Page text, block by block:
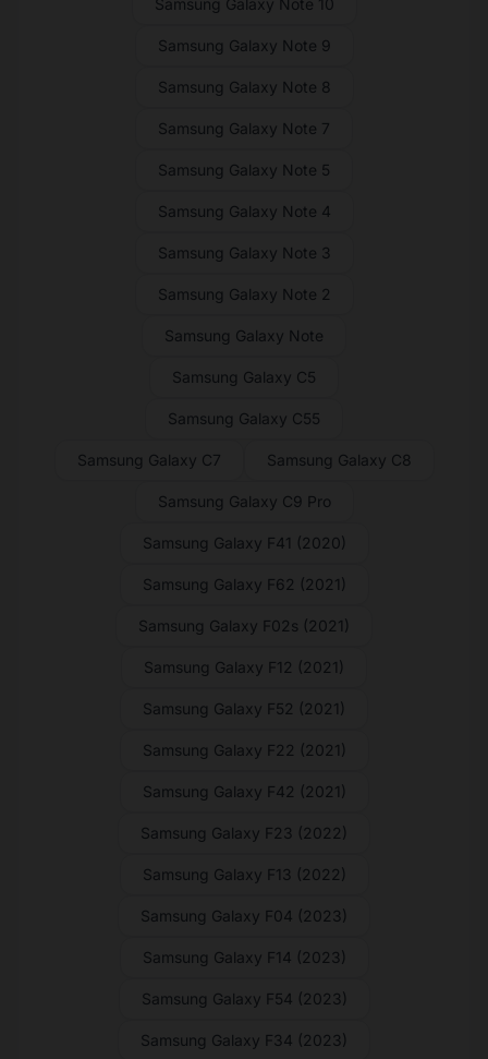
Samsung Galaxy Note 10
Samsung Galaxy Note 9
Samsung Galaxy Note 8
Samsung Galaxy Note 7
Samsung Galaxy Note 5
Samsung Galaxy Note 4
Samsung Galaxy Note 3
Samsung Galaxy Note 2
Samsung Galaxy Note
Samsung Galaxy C5
Samsung Galaxy C55
Samsung Galaxy C7 Samsung Galaxy C8
Samsung Galaxy C9 Pro
Samsung Galaxy F41 (2020)
Samsung Galaxy F62 (2021)
Samsung Galaxy F02s (2021)
Samsung Galaxy F12 (2021)
Samsung Galaxy F52 (2021)
Samsung Galaxy F22 (2021)
Samsung Galaxy F42 (2021)
Samsung Galaxy F23 (2022)
Samsung Galaxy F13 (2022)
Samsung Galaxy F04 (2023)
Samsung Galaxy F14 (2023)
Samsung Galaxy F54 (2023)
Samsung Galaxy F34 (2023)